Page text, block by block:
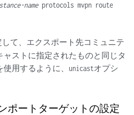
nameprotocols mvpn route
て、エクスポート先コミュニテ
ャストに指定されたものと同じタ
用するように、
unicastオプシ
ポートターゲットの設定